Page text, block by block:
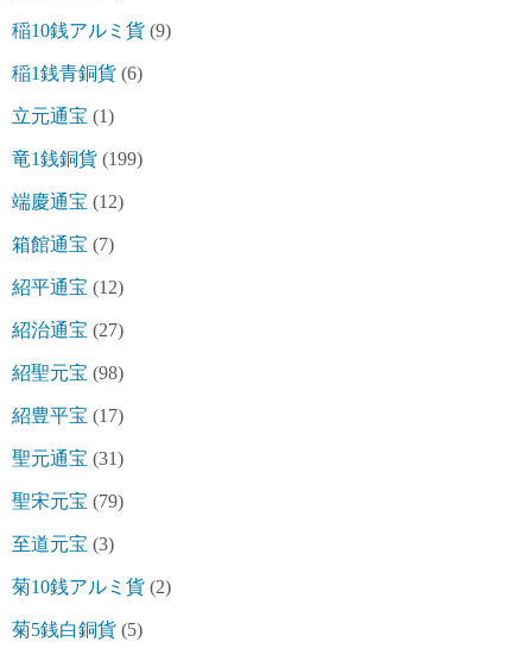
稲10銭アルミ貨 (9)
稲1銭青銅貨 (6)
立元通宝 (1)
竜1銭銅貨 (199)
端慶通宝 (12)
箱館通宝 (7)
紹平通宝 (12)
紹治通宝 (27)
紹聖元宝 (98)
紹豊平宝 (17)
聖元通宝 (31)
聖宋元宝 (79)
至道元宝 (3)
菊10銭アルミ貨 (2)
菊5銭白銅貨 (5)